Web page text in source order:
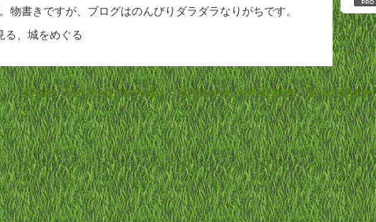
物書きですが、ブログはのんびりダラダラなりがちです。
る、城をめぐる
Accueil-Conditions d'utilisation-Politique de confidentialité-Nous contacter